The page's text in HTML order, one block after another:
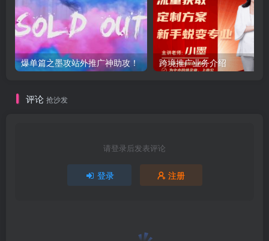
爆单篇之墨攻站外推广神助攻！ 跨境推广业务介绍
评论 抢沙发
请登录后发表评论
登录 注册